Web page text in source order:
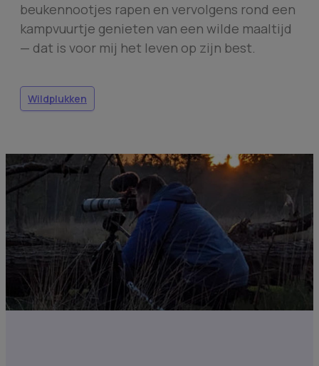
beukennootjes rapen en vervolgens rond een
kampvuurtje genieten van een wilde maaltijd
— dat is voor mij het leven op zijn best.
Wildplukken